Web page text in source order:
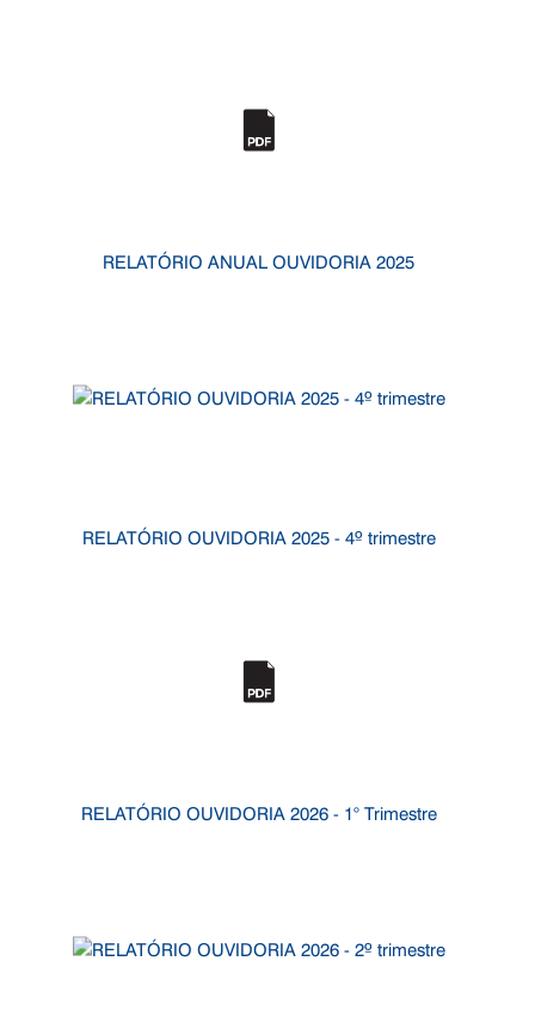
RELATÓRIO ANUAL OUVIDORIA 2025
RELATÓRIO OUVIDORIA 2025 - 4º trimestre
RELATÓRIO OUVIDORIA 2026 - 1° Trimestre